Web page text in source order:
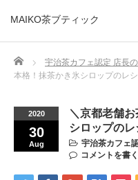
MAIKO茶ブティック
Home 宇治茶カフェ認定 店長
本格！抹茶かき氷シロップのレ
2020
30
Aug
＼京都老舗
シロップのレ
宇治茶カフェ
コメントを書く